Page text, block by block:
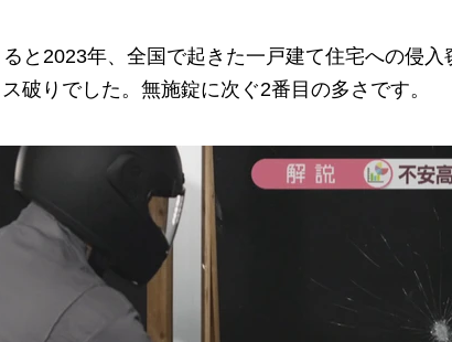
と2023年、全国で起きた一戸建て住宅への侵入
破りでした。無施錠に次ぐ2番目の多さです。